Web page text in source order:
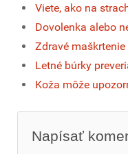
Viete, ako na
Dovolenka alebo
Zdravé
Letné búrky
Koža môže
Napísať